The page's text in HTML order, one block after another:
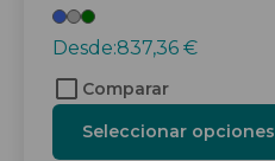
Desde:837,36 €
Comparar
Seleccionar opciones